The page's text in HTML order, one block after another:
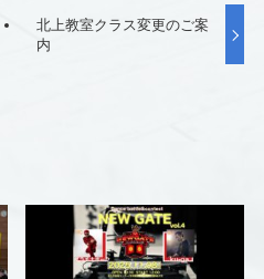
北上教室クラス変更のご案
内